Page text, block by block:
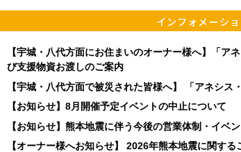
インフォメーシ
【宇城・八代方面にお住まいのオーナー様へ】「ア
び支援物資お渡しのご案内
【宇城・八代方面で被災された皆様へ】 「アネシ
【お知らせ】8月開催予定イベントの中止について
【お知らせ】熊本地震に伴う今後の営業体制・イベ
【オーナー様へお知らせ】 2026年熊本地震に関す